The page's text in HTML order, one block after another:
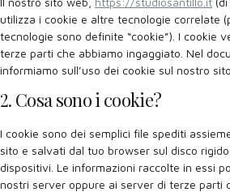
utilizza i cookie e altre tecnologie correlate
tecnologie sono definite “cookie”). I cookie
terze parti che abbiamo ingaggiato. Nel
informiamo sull’uso dei cookie sul nostro
2. Cosa sono i cookie?
I cookie sono dei semplici file spediti
sito e salvati dal tuo browser sul disco
dispositivi. Le informazioni raccolte in essi
nostri server oppure ai server di terze parti